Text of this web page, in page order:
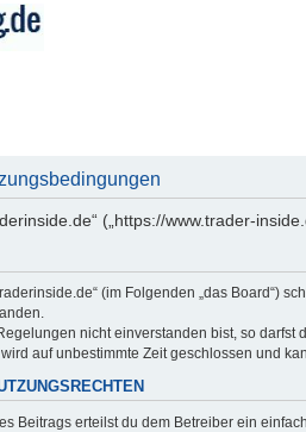
(„https://www.trader-
(im Folgenden „das Board“)
nicht einverstanden bist, so
auf unbestimmte Zeit geschlossen und
Beitrags erteilst du dem Betreiber ein